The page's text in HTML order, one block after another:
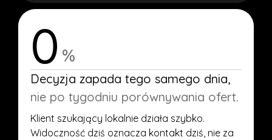
0 %
Decyzja zapada tego samego dnia,
nie po tygodniu porównywania ofert.
Klient szukający lokalnie działa szybko.
Widoczność dziś oznacza kontakt dziś, nie za